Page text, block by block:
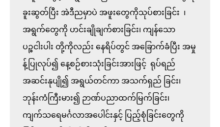
ခူးဆွတ်ပြီး အဲဒီညမှာပဲ အဖူးတွေကိုသုပ်စားခြင်း  ၊
အရွက်တွေကို ဟင်းချိုချက်စားခြင်း၊ ကျန်သော
ပဉ္စငါးပါး တို့ကိုလည်း နေရိပ်တွင် အခြောက်ခံပြီး အမှု
န့်ပြုလုပ်၍ နေ့စဉ်စားသုံးခြင်းအားဖြင့်  ရုပ်ရည်
အဆင်းနုပျို၍ အရွယ်တင်ကာ အသက်ရှည် ခြင်း၊
ဘုန်းကံကြီးမား၍ ဉာဏ်ပညာထက်မြက်ခြင်း၊
ကျက်သရေမင်္ဂလာအပေါင်းနှင့် ပြည့်စုံခြင်းတွေကို